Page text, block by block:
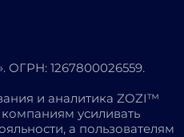
1267800026559.
и аналитика ZOZI™
усиливать
а пользователям